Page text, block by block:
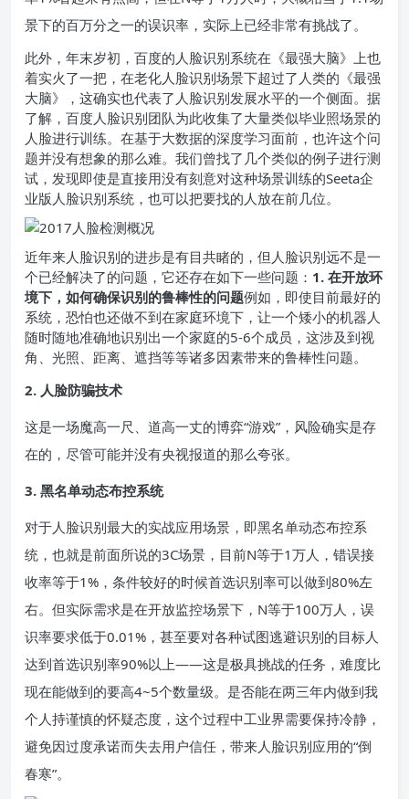
景下的百万分之一的误识率，实际上已经非常有挑战了。
此外，年末岁初，百度的人脸识别系统在《最强大脑》上也
着实火了一把，在老化人脸识别场景下超过了人类的《最强
大脑》，这确实也代表了人脸识别发展水平的一个侧面。据
了解，百度人脸识别团队为此收集了大量类似毕业照场景的
人脸进行训练。在基于大数据的深度学习面前，也许这个问
题并没有想象的那么难。我们曾找了几个类似的例子进行测
试，发现即使是直接用没有刻意对这种场景训练的Seeta企
业版人脸识别系统，也可以把要找的人放在前几位。
近年来人脸识别的进步是有目共睹的，但人脸识别远不是一
个已经解决了的问题，它还存在如下一些问题： 1. 在开放环
境下，如何确保识别的鲁棒性的问题例如，即使目前最好的
系统，恐怕也还做不到在家庭环境下，让一个矮小的机器人
随时随地准确地识别出一个家庭的5-6个成员，这涉及到视
角、光照、距离、遮挡等等诸多因素带来的鲁棒性问题。
2. 人脸防骗技术
这是一场魔高一尺、道高一丈的博弈“游戏”，风险确实是存
在的，尽管可能并没有央视报道的那么夸张。
3. 黑名单动态布控系统
对于人脸识别最大的实战应用场景，即黑名单动态布控系
统，也就是前面所说的3C场景，目前N等于1万人，错误接
收率等于1%，条件较好的时候首选识别率可以做到80%左
右。但实际需求是在开放监控场景下，N等于100万人，误
识率要求低于0.01%，甚至要对各种试图逃避识别的目标人
达到首选识别率90%以上——这是极具挑战的任务，难度比
现在能做到的要高4~5个数量级。是否能在两三年内做到我
个人持谨慎的怀疑态度，这个过程中工业界需要保持冷静，
避免因过度承诺而失去用户信任，带来人脸识别应用的“倒
春寒”。